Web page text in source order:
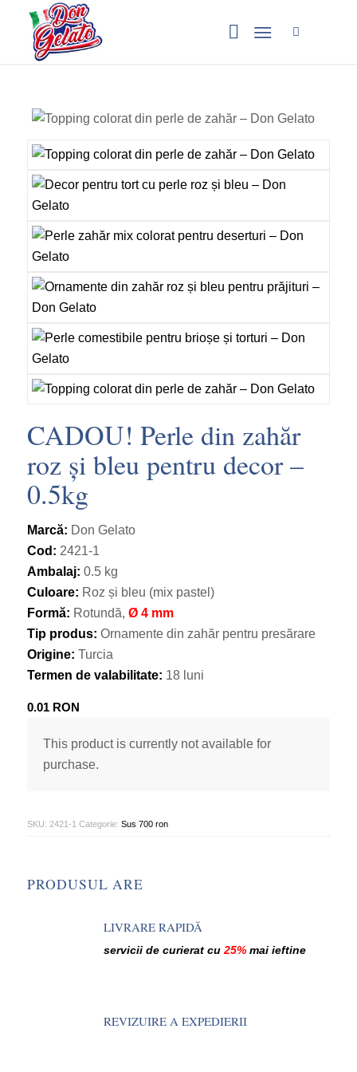
CADOU! Perle din zahăr
roz și bleu pentru decor –
0.5kg
Marcă: Don Gelato
Cod: 2421-1
Ambalaj: 0.5 kg
Culoare: Roz și bleu (mix pastel)
Formă: Rotundă, Ø 4 mm
Tip produs: Ornamente din zahăr pentru presărare
Origine: Turcia
Termen de valabilitate: 18 luni
0.01 RON
This product is currently not available for
purchase.
SKU: 2421-1 Categorie: Sus 700 ron
PRODUSUL ARE
LIVRARE RAPIDĂ
servicii de curierat cu25%mai ieftine
REVIZUIRE A EXPEDIERII